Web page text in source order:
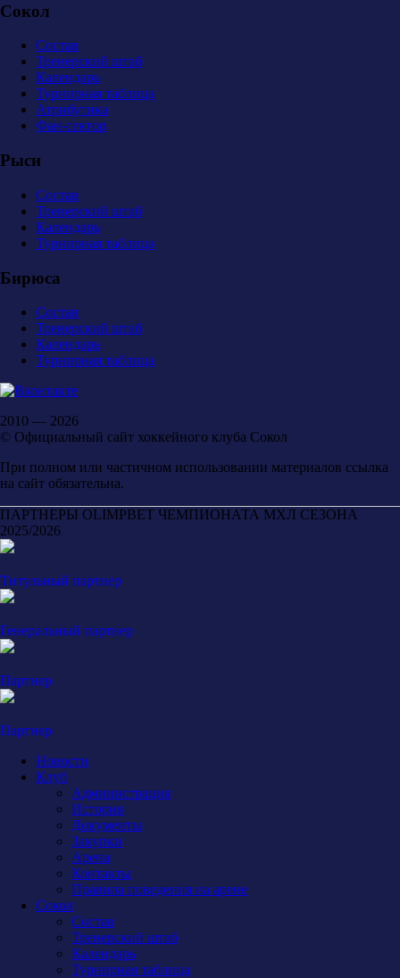
Сокол
Состав
Тренерский штаб
Календарь
Турнирная таблица
Атрибутика
Фан-сектор
Рыси
Состав
Тренерский штаб
Календарь
Турнирная таблица
Бирюса
Состав
Тренерский штаб
Календарь
Турнирная таблица
2010 — 2026
© Официальный сайт хоккейного клуба Сокол
При полном или частичном использовании материалов ссылка
на сайт обязательна.
ПАРТНЕРЫ OLIMPBET ЧЕМПИОНАТА МХЛ СЕЗОНА
2025/2026
Титульный партнер
Генеральный партнер
Партнер
Партнер
Новости
Клуб
Администрация
История
Документы
Закупки
Арена
Контакты
Правила поведения на арене
Сокол
Состав
Тренерский штаб
Календарь
Турнирная таблица